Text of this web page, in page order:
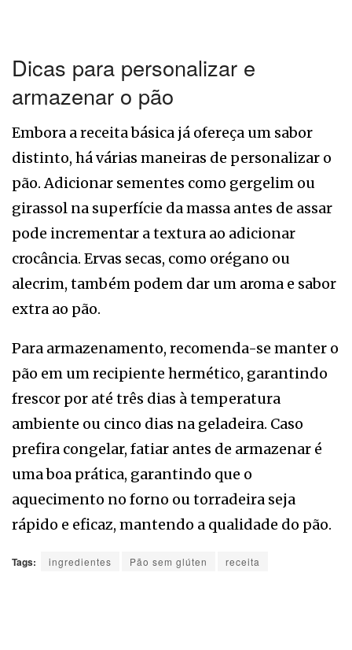
Dicas para personalizar e
armazenar o pão
Embora a receita básica já ofereça um sabor
distinto, há várias maneiras de personalizar o
pão. Adicionar sementes como gergelim ou
girassol na superfície da massa antes de assar
pode incrementar a textura ao adicionar
crocância. Ervas secas, como orégano ou
alecrim, também podem dar um aroma e sabor
extra ao pão.
Para armazenamento, recomenda-se manter o
pão em um recipiente hermético, garantindo
frescor por até três dias à temperatura
ambiente ou cinco dias na geladeira. Caso
prefira congelar, fatiar antes de armazenar é
uma boa prática, garantindo que o
aquecimento no forno ou torradeira seja
rápido e eficaz, mantendo a qualidade do pão.
Tags: ingredientes Pão sem glúten receita